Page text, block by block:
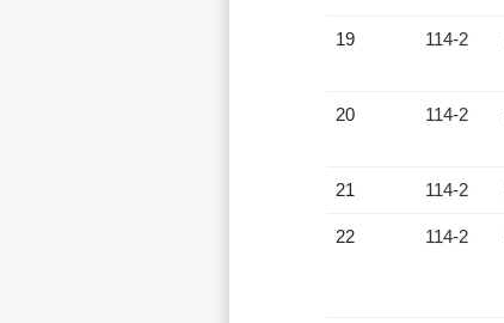
19 114-2
20 114-2
21 114-2
22 114-2